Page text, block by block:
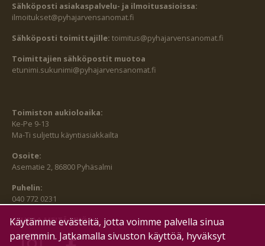
Sähköposti asiakaspalvelu- ja ilmoitusasioissa:
ilmoitukset@pyhajarvensanomat.fi
Sähköposti toimittajille: toimitus@pyhajarvensanomat.fi
Toimittajien sähköpostit muotoa
etunimi.sukunimi@pyhajarvensanomat.fi
Toimiston aukioloaika:
Ke-Pe 9-13
Ma-Ti suljettu käyntiasiakkailta
Osoite:
Asematie 2, 86800 Pyhäsalmi
Puhelin:
040 772 0231
SEURAA MEITÄ MYÖS:
Käytämme evästeitä, jotta voimme palvella sinua
paremmin. Jatkamalla sivuston käyttöä, hyväksyt